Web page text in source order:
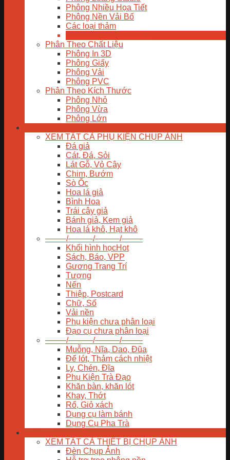
Phông Nhiều Họa Tiết
Phông Nền Vải Bố
Các loại thảm
Phân Theo Chất Liệu
Phông In 3D
Phông Giấy
Phông Vải
Phông PVC
Phân Theo Kích Thước
Phông Nhỏ
Phông Vừa
Phông Lớn
XEM TẤT CẢ PHỤ KIỆN CHỤP ẢNH
Đá giả
Cát, Đá, Sỏi
Lát Gỗ, Vỏ Cây
Chim, Bướm
Sò Ốc
Hoa lá giả
Bình Hoa
Trái cây giả
Bánh giả, Kem giả
Hoa lá khô, Hạt khô
——–/———/———/——–
Khối hình học
Sách, Báo, VPP
Gương Trang Trí
Tượng
Nến
Thiệp, Postcard
Chữ, Số
Vải nền
Phụ kiện chưa phân loại
Đạo cụ chưa phân loại
——–/———/———/——–
Muỗng, Nĩa, Dao, Đũa
Đế lót, Thảm cách nhiệt
Ly, Chén, Đĩa
Phụ Kiện Trà Đạo
Khăn bàn, khăn lót
Khay, Thớt
Rổ, Giỏ xách
Dụng cụ làm bánh
Dụng Cụ Pha Trà
XEM TẤT CẢ THIẾT BỊ CHỤP ẢNH
Đèn Chụp Ảnh